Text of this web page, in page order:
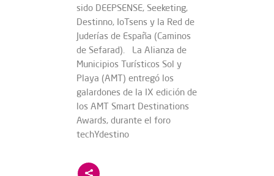
sido DEEPSENSE, Seeketing,
Destinno, IoTsens y la Red de
Juderías de España (Caminos
de Sefarad). La Alianza de
Municipios Turísticos Sol y
Playa (AMT) entregó los
galardones de la IX edición de
los AMT Smart Destinations
Awards, durante el foro
techYdestino